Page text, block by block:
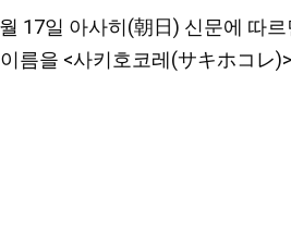
17일 아사히(朝日) 신문에 따
름을 <사키호코레(サキホコレ